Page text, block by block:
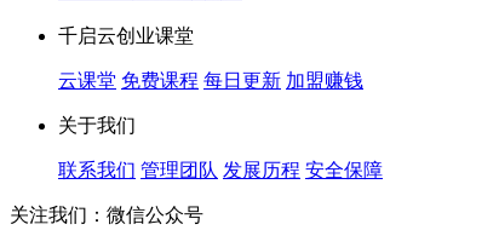
千启云创业课堂
云课堂 免费课程 每日更新 加盟赚钱
关于我们
联系我们 管理团队 发展历程 安全保障
关注我们：微信公众号